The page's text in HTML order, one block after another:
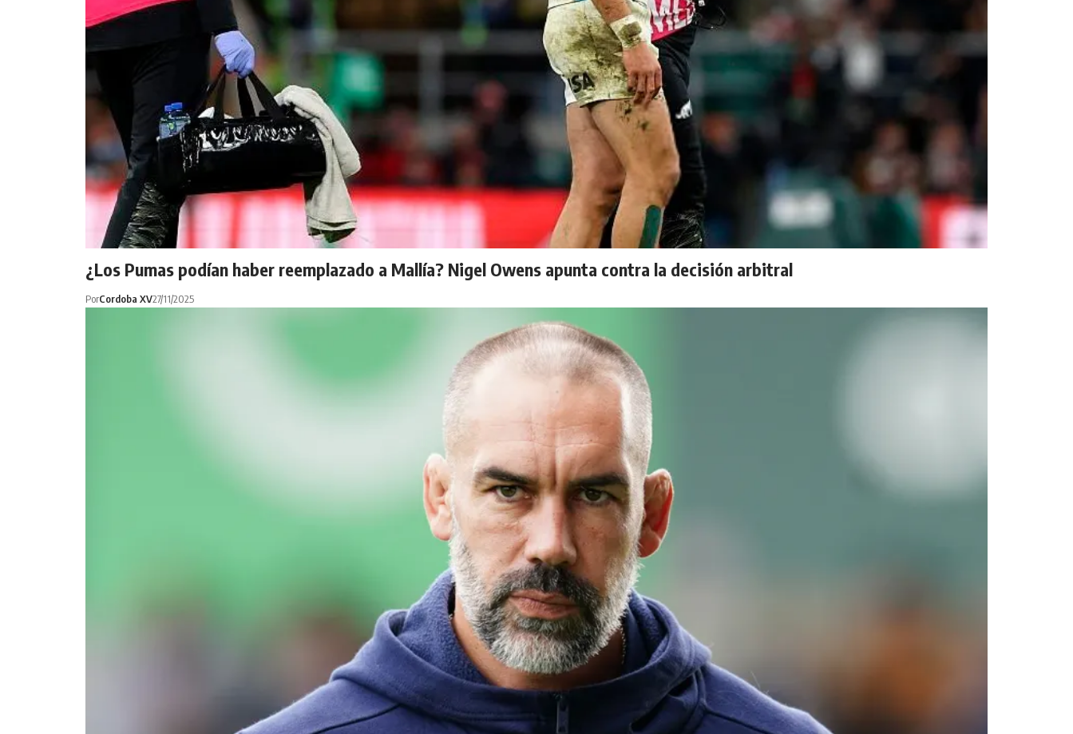
¿Los Pumas podían haber reemplazado a Mallía? Nigel Owens apunta contra la decisión arbitral
PorCordoba XV27/11/2025